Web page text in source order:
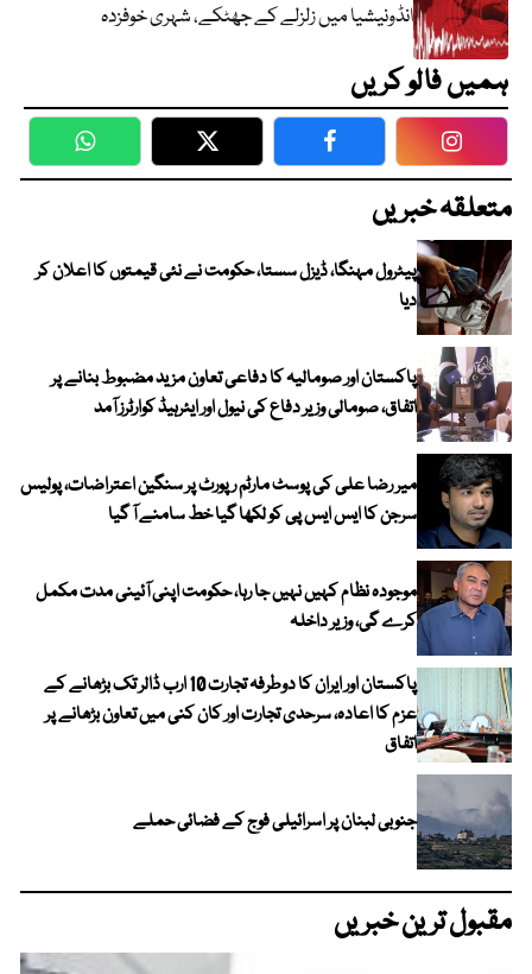
انڈونیشیا میں زلزلے کے جھٹکے، شہری خوفزدہ
ہمیں فالو کریں
WhatsApp Twitter Facebook
متعلقہ خبریں
پیٹرول مہنگا، ڈیزل سستا، حکومت نے نئی قیمتوں کا اعلان کر
دیا
پاکستان اور صومالیہ کا دفاعی تعاون مزید مضبوط بنانے پر
اتفاق، صومالی وزیر دفاع کی نیول اور ایئرہیڈ کوارٹرز آمد
میر رضا علی کی پوسٹ مارٹم رپورٹ پر سنگین اعتراضات، پولیس
سرجن کا ایس ایس پی کو لکھا گیا خط سامنے آ گیا
موجودہ نظام کہیں نہیں جا رہا، حکومت اپنی آئینی مدت مکمل
کرے گی، وزیر داخلہ
پاکستان اور ایران کا دوطرفہ تجارت 10 ارب ڈالر تک بڑھانے کے
عزم کا اعادہ، سرحدی تجارت اور کان کنی میں تعاون بڑھانے پر
اتفاق
جنوبی لبنان پر اسرائیلی فوج کے فضائی حملے
مقبول ترین خبریں